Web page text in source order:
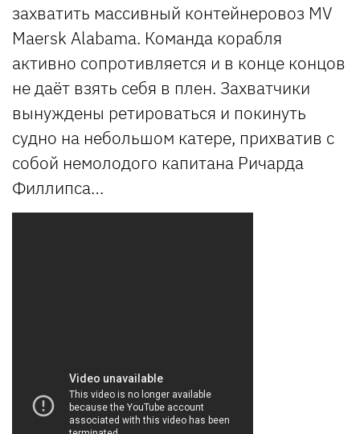
захватить массивный контейнеровоз MV
Maersk Alabama. Команда корабля
активно сопротивляется и в конце концов
не даёт взять себя в плен. Захватчики
вынуждены ретироваться и покинуть
судно на небольшом катере, прихватив с
собой немолодого капитана Ричарда
Филлипса…